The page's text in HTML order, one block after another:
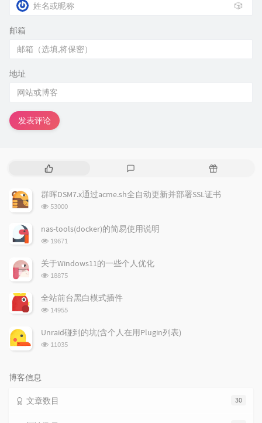
🎲
邮箱
地址
发表评论
热
文
章
评
论
随
文
群晖DSM7.x通过acme.sh全自动更新并部署SSL证书
浏
次
53000
nas-tools(docker)的简易使用说明
浏
次
数:
19671
关于Windows11的一些个人优化
浏
次
数:
18875
全站前台黑白模式插件
浏
次
14955
Unraid碰到的坑(含个人在用Plugin列表)
浏
11035
博客信息
30
文章数目